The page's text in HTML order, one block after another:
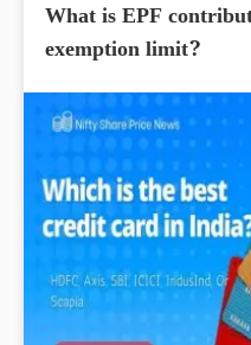
What is EPF
exemption limit?